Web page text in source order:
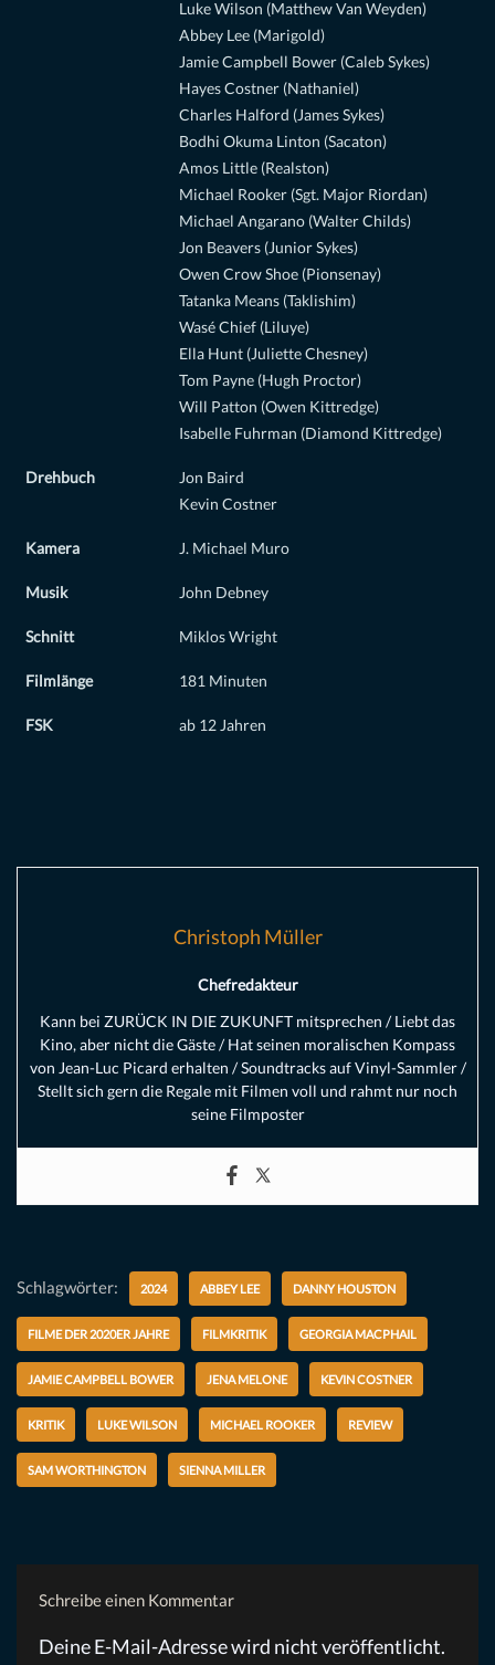
Luke Wilson (Matthew Van Weyden)
Abbey Lee (Marigold)
Jamie Campbell Bower (Caleb Sykes)
Hayes Costner (Nathaniel)
Charles Halford (James Sykes)
Bodhi Okuma Linton (Sacaton)
Amos Little (Realston)
Michael Rooker (Sgt. Major Riordan)
Michael Angarano (Walter Childs)
Jon Beavers (Junior Sykes)
Owen Crow Shoe (Pionsenay)
Tatanka Means (Taklishim)
Wasé Chief (Liluye)
Ella Hunt (Juliette Chesney)
Tom Payne (Hugh Proctor)
Will Patton (Owen Kittredge)
Isabelle Fuhrman (Diamond Kittredge)
Drehbuch
Jon Baird
Kevin Costner
Kamera J. Michael Muro
Musik John Debney
Schnitt Miklos Wright
Filmlänge 181 Minuten
FSK ab 12 Jahren
Christoph Müller
Chefredakteur
Kann bei ZURÜCK IN DIE ZUKUNFT mitsprechen / Liebt das
Kino, aber nicht die Gäste / Hat seinen moralischen Kompass
von Jean-Luc Picard erhalten / Soundtracks auf Vinyl-Sammler /
Stellt sich gern die Regale mit Filmen voll und rahmt nur noch
seine Filmposter
Schlagwörter: 2024 ABBEY LEE DANNY HOUSTON
FILME DER 2020ER JAHRE FILMKRITIK GEORGIA MACPHAIL
JAMIE CAMPBELL BOWER JENA MELONE KEVIN COSTNER
KRITIK LUKE WILSON MICHAEL ROOKER REVIEW
SAM WORTHINGTON SIENNA MILLER
Schreibe einen Kommentar
Deine E-Mail-Adresse wird nicht veröffentlicht.